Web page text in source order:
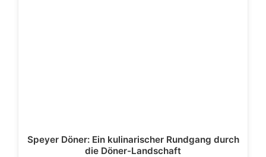
Speyer Döner: Ein kulinarischer Rundgang durch
die Döner-Landschaft